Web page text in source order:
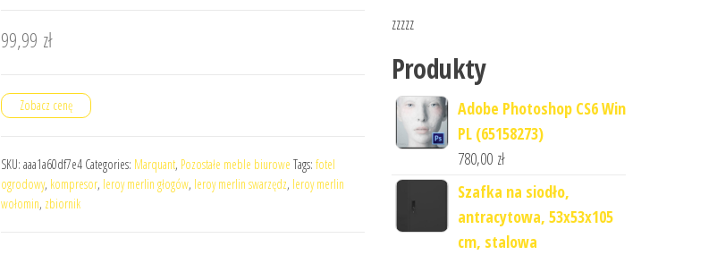
99,99 zł
Zobacz cenę
SKU: aaa1a60df7e4 Categories: Marquant, Pozostałe meble biurowe Tags: fotel
ogrodowy, kompresor, leroy merlin głogów, leroy merlin swarzędz, leroy merlin
wołomin, zbiornik
zzzzz
Produkty
Adobe Photoshop CS6 Win
PL (65158273)
780,00 zł
Szafka na siodło,
antracytowa, 53x53x105
cm, stalowa